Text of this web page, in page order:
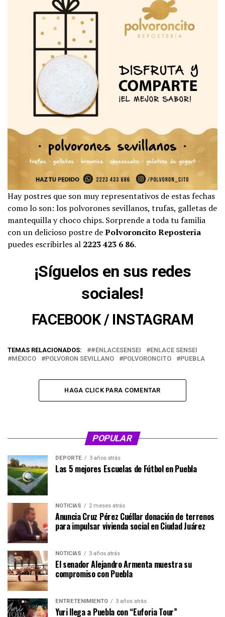
Hay postres que son muy representativos de estas fechas
como lo son: los polvorones sevillanos, trufas, galletas de
mantequilla y choco chips. Sorprende a toda tu familia
con un delicioso postre dePolvoroncito Reposteria
puedes escribirles al 2223 423 6 86.
¡Síguelos en sus redes
sociales!
FACEBOOK/INSTAGRAM
TEMAS RELACIONADOS: #ENLACESENSEI
ENLACE SENSEI
MÉXICO
POLVORON SEVILLANO POLVORONCITO PUEBLA
HAGA CLICK PARA COMENTAR
POPULAR
DEPORTE 3 años atrás
Las 5 mejores Escuelas de Fútbol en Puebla
NOTICIAS 2 meses atrás
Anuncia Cruz Pérez Cuéllar donación de terrenos
para impulsar vivienda social en Ciudad Juárez
NOTICIAS 3 años atrás
El senador Alejandro Armenta muestra su
compromiso con Puebla
ENTRETENIMIENTO 3 años atrás
Yuri llega a Puebla con “Euforia Tour”